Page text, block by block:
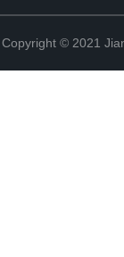
Copyright © 2021